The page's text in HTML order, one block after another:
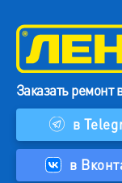
Заказать ремонт
в
в